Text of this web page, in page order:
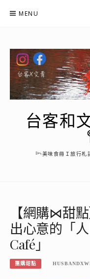
MENU
台客和
𓆸美味食冊Ｉ旅行札
【網購⋈甜
出心意的「
Café」
團購甜點